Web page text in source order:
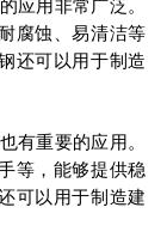
应用非常广泛。
腐蚀、易清洁等
还可以用于制造
有重要的应用。
等，能够提供稳
可以用于制造建